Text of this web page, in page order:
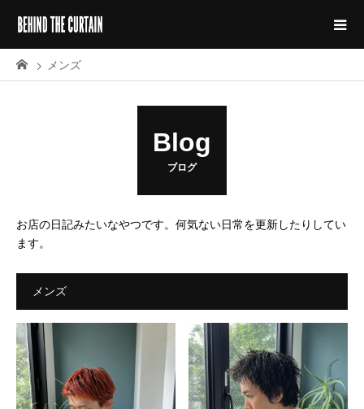
メンズ
Blog
ブログ
お店の日記みたいなやつです。何気ない日常を更新したりしてい
ます。
メンズ